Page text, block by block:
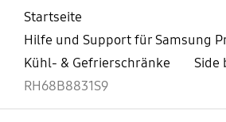
Startseite
Hilfe und Support für Samsung
Kühl- & Gefrierschränke
Side
RH68B8831S9